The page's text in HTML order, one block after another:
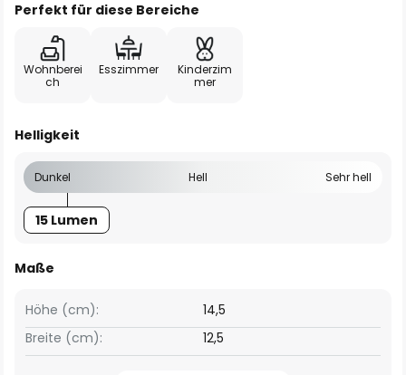
Perfekt für diese Bereiche
Wohnberei
ch
Esszimmer
Kinderzim
mer
Helligkeit
Dunkel Hell Sehr hell
15 Lumen
Maße
Breite (cm): 12,5
Höhe (cm): 14,5